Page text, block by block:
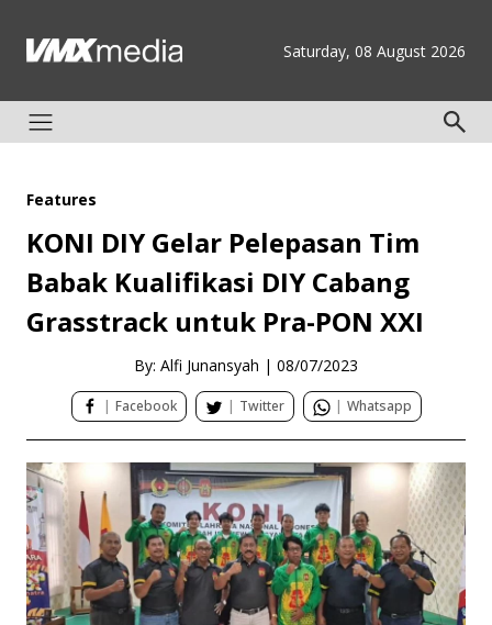
Saturday, 08 August 2026
Features
KONI DIY Gelar Pelepasan Tim
Babak Kualifikasi DIY Cabang
Grasstrack untuk Pra-PON XXI
By: Alfi Junansyah | 08/07/2023
| Facebook | Twitter | Whatsapp